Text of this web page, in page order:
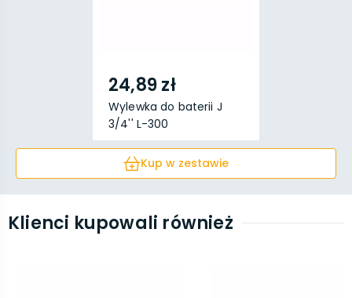
24,89 zł
Wylewka do baterii J
3/4'' L-300
Kup w zestawie
Klienci kupowali również